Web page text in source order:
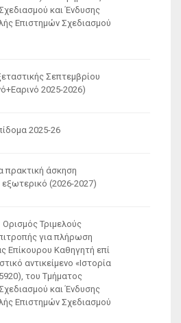
και Ένδυσης
Επιστημών Σχεδιασμού
Σεπτεμβρίου
2025-2026)
2025-26
πρακτική άσκηση
(2026-2027)
Τριμελούς
για πλήρωση
Επίκουρου Καθηγητή επί
αντικείμενο «Ιστορία
του Τμήματος
και Ένδυσης
Επιστημών Σχεδιασμού